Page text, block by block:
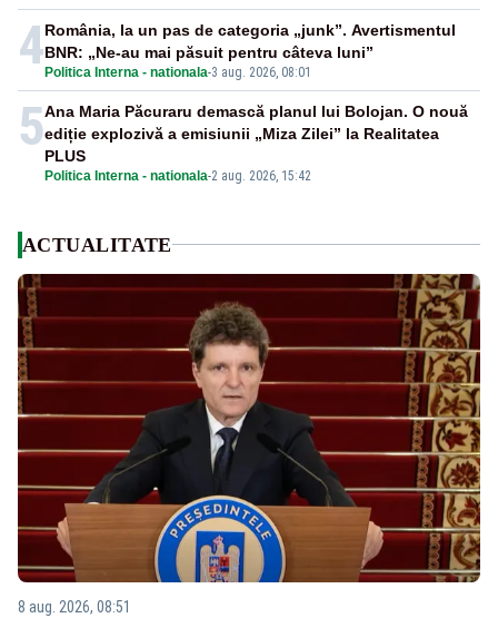
4Politica Interna - nationala-3 aug. 2026, 08:01
România, la un pas de categoria „junk”. Avertismentul
BNR: „Ne-au mai păsuit pentru câteva luni”
5
Politica Interna - nationala-2 aug. 2026, 15:42
Ana Maria Păcuraru demască planul lui Bolojan. O nouă
ediție explozivă a emisiunii „Miza Zilei” la Realitatea
PLUS
ACTUALITATE
8 aug. 2026, 08:51